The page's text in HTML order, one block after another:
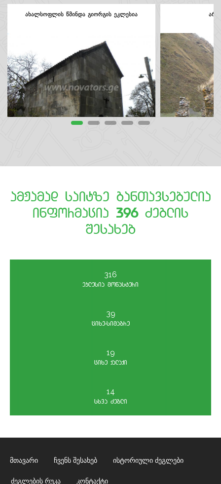
ახალსოფლის წმინდა გიორგის ეკლესია
არდოტის ეკლესია
amJamad saitze ganTavsebulia
informacia
396
Zeglis
Sesaxeb
316
eklesia monasteri
39
cixe-simagre
19
cixe qalaqi
14
sxva Zegli
მთავარი ჩვენს შესახებ ისტორიული ძეგლები
ძეგლების რუკა კონტაქტი